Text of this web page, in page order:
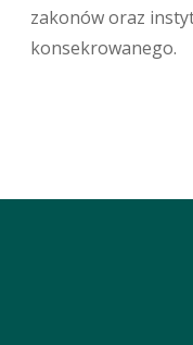
zakonów oraz
konsekrowanego.